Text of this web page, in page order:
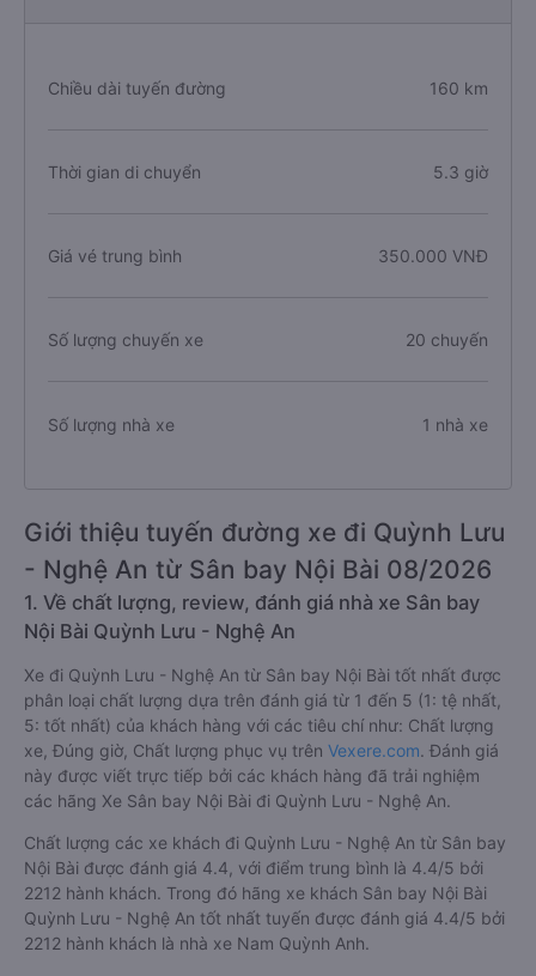
Chiều dài tuyến đường 160 km
Thời gian di chuyển 5.3 giờ
Giá vé trung bình 350.000 VNĐ
Số lượng chuyến xe 20 chuyến
Số lượng nhà xe 1 nhà xe
Giới thiệu tuyến đường xe đi Quỳnh Lưu
- Nghệ An từ Sân bay Nội Bài 08/2026
1. Về chất lượng, review, đánh giá nhà xe Sân bay
Nội Bài Quỳnh Lưu - Nghệ An
Xe đi Quỳnh Lưu - Nghệ An từ Sân bay Nội Bài tốt nhất được
phân loại chất lượng dựa trên đánh giá từ 1 đến 5 (1: tệ nhất,
5: tốt nhất) của khách hàng với các tiêu chí như: Chất lượng
xe, Đúng giờ, Chất lượng phục vụ trên Vexere.com. Đánh giá
này được viết trực tiếp bởi các khách hàng đã trải nghiệm
các hãng Xe Sân bay Nội Bài đi Quỳnh Lưu - Nghệ An.
Chất lượng các xe khách đi Quỳnh Lưu - Nghệ An từ Sân bay
Nội Bài được đánh giá 4.4, với điểm trung bình là 4.4/5 bởi
2212 hành khách. Trong đó hãng xe khách Sân bay Nội Bài
Quỳnh Lưu - Nghệ An tốt nhất tuyến được đánh giá 4.4/5 bởi
2212 hành khách là nhà xe Nam Quỳnh Anh.